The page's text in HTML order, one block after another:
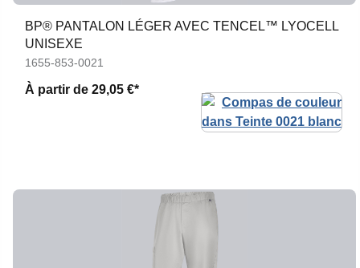
BP® PANTALON LÉGER AVEC TENCEL™ LYOCELL
UNISEXE
1655-853-0021
À partir de 29,05 €*